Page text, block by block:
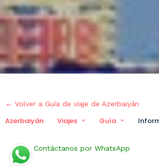
← Volver a Guía de viaje de Azerbaiyán
Azerbaiyán Viajes Guía
Contáctanos por WhatsApp